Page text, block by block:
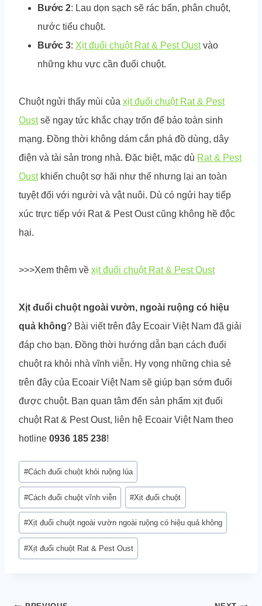
Bước 2: Lau dọn sạch sẽ rác bẩn, phân chuột,
nước tiểu chuột.
Bước 3: Xịt đuổi chuột Rat & Pest Oustvào
những khu vực cần đuổi chuột.
Chuột ngửi thấy mùi của xịt đuổi chuột Rat & Pest
Oustsẽ ngay tức khắc chạy trốn để bảo toàn sinh
mạng. Đồng thời không dám cắn phá đồ dùng, dây
điện và tài sản trong nhà. Đặc biệt, mặc dù Rat & Pest
Oustkhiến chuột sợ hãi như thế nhưng lại an toàn
tuyệt đối với người và vật nuôi. Dù có ngửi hay tiếp
xúc trực tiếp với Rat & Pest Oust cũng không hề độc
hại.
>>>Xem thêm về xịt đuổi chuột Rat & Pest Oust
Xịt đuổi chuột ngoài vườn, ngoài ruộng có hiệu
quả không? Bài viết trên đây Ecoair Việt Nam đã giải
đáp cho bạn. Đồng thời hướng dẫn bạn cách đuổi
chuột ra khỏi nhà vĩnh viễn. Hy vọng những chia sẻ
trên đây của Ecoair Việt Nam sẽ giúp bạn sớm đuổi
được chuột. Bạn quan tâm đến sản phẩm xịt đuổi
chuột Rat & Pest Oust, liên hệ Ecoair Việt Nam theo
hotline 0936 185 238!
Post
Tags:
#Cách đuổi chuột khỏi ruộng lúa
#Cách đuổi chuột vĩnh viễn #Xịt đuổi chuột
#Xịt đuổi chuột ngoài vườn ngoài ruộng có hiệu quả không
#Xịt đuổi chuột Rat & Pest Oust